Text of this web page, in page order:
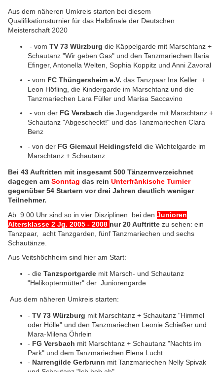
Aus dem näheren Umkreis starten bei diesem
Qualifikationsturnier für das Halbfinale der Deutschen
Meisterschaft 2020
- vom TV 73 Würzburg die Käppelgarde mit Marschtanz +
Schautanz "Wir geben Gas" und den Tanzmariechen Ilaria
Efinger, Antonella Welten, Sophia Koppitz und Anni Zavoral
- vom FC Thüngersheim e.V. das Tanzpaar Ina Keller +
Leon Höfling, die Kindergarde im Marschtanz und die
Tanzmariechen Lara Füller und Marisa Saccavino
- von der FG Versbach die Jugendgarde mit Marschtanz +
Schautanz "Abgescheckt!" und das Tanzmariechen Clara
Benz
- von der FG Giemaul Heidingsfeld die Wichtelgarde im
Marschtanz + Schautanz
Bei 43 Auftritten mit insgesamt 500 Tänzernverzeichnet
dagegen am Sonntag das rein Unterfränkische Turnier
gegenüber 54 Startern vor drei Jahren deutlich weniger
Teilnehmer.
Ab 9.00 Uhr sind so in vier Disziplinen bei den Junioren
Altersklasse 2 Jg. 2005 - 2008 nur20 Auftritte zu sehen: ein
Tanzpaar, acht Tanzgarden, fünf Tanzmariechen und sechs
Schautänze.
Aus Veitshöchheim sind hier am Start:
- die Tanzsportgarde mit Marsch- und Schautanz
"Helikoptermütter" der Juniorengarde
Aus dem näheren Umkreis starten:
- TV 73 Würzburg mit Marschtanz + Schautanz "Himmel
oder Hölle" und den Tanzmariechen Leonie Schießer und
Mara-Milena Öhrlein
- FG Versbach mit Marschtanz + Schautanz "Nachts im
Park" und dem Tanzmariechen Elena Lucht
- Narrengilde Gerbrunn mit Tanzmariechen Nelly Spivak